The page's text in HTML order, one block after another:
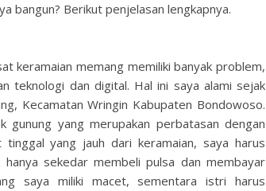
bangun? Berikut penjelasan lengkapnya.
keramaian memang memiliki banyak problem,
teknologi dan digital. Hal ini saya alami sejak
Kecamatan Wringin Kabupaten Bondowoso.
yang merupakan perbatasan dengan
yang jauh dari keramaian, saya harus
sekedar membeli pulsa dan membayar
saya miliki macet, sementara istri harus